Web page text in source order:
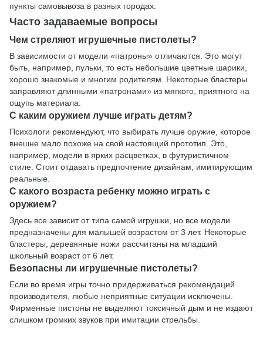
пункты самовывоза в разных городах.
Часто задаваемые вопросы
Чем стреляют игрушечные пистолеты?
В зависимости от модели «патроны» отличаются. Это могут
быть, например, пульки, то есть небольшие цветные шарики,
хорошо знакомые и многим родителям. Некоторые бластеры
заправляют длинными «патронами» из мягкого, приятного на
ощупь материала.
С каким оружием лучше играть детям?
Психологи рекомендуют, что выбирать лучше оружие, которое
внешне мало похоже на свой настоящий прототип. Это,
например, модели в ярких расцветках, в футуристичном
стиле. Стоит отдавать предпочтение дизайнам, имитирующим
реальные.
С какого возраста ребенку можно играть с
оружием?
Здесь все зависит от типа самой игрушки, но все модели
предназначены для малышей возрастом от 3 лет. Некоторые
бластеры, деревянные ножи рассчитаны на младший
школьный возраст от 6 лет.
Безопасны ли игрушечные пистолеты?
Если во время игры точно придерживаться рекомендаций
производителя, любые неприятные ситуации исключены.
Фирменные пистоны не выделяют токсичный дым и не издают
слишком громких звуков при имитации стрельбы.